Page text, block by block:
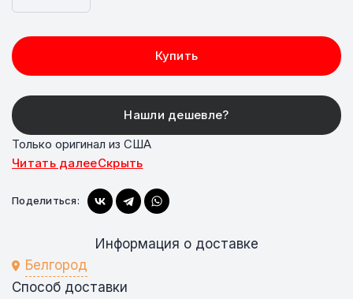
Купить
Только оригинал из США
Читать далееСкрыть
Поделиться:
Информация о доставке
Белгород
Способ доставки